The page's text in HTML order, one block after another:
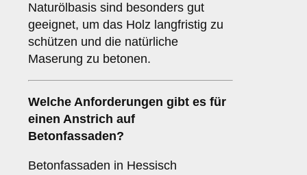
Naturölbasis sind besonders gut
geeignet, um das Holz langfristig zu
schützen und die natürliche
Maserung zu betonen.
Welche Anforderungen gibt es für
einen Anstrich auf
Betonfassaden?
Betonfassaden in Hessisch